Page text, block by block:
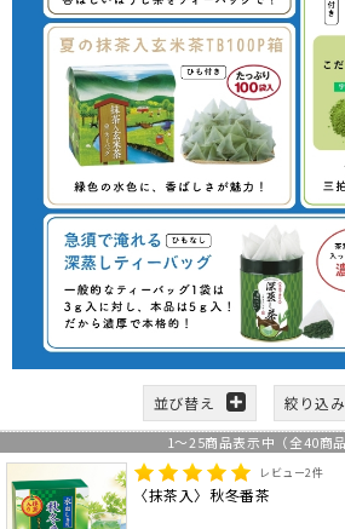
並び替え 絞り込み
1～25商品表示中（全40商
レビュー2件
〈抹茶入〉秋冬番茶